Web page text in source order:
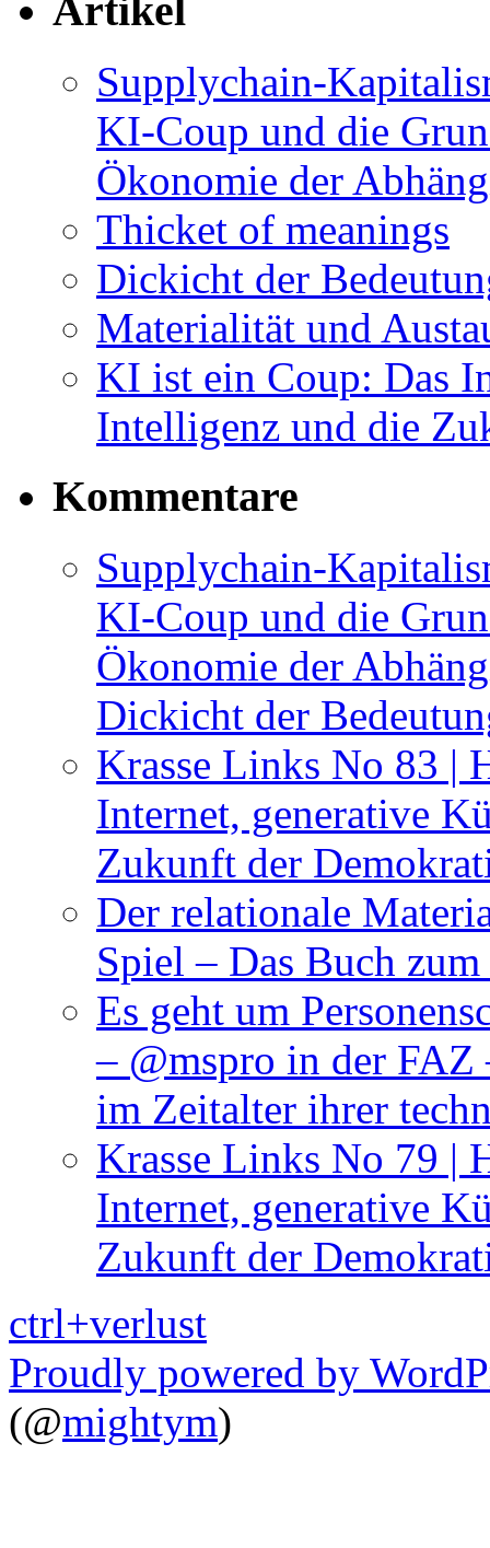
Artikel
Supplychain-
KI-Coup und die
Ökonomie der
Thicket of meanings
Dickicht der
Materialität und
KI ist ein Coup: Das
Intelligenz und die
Kommentare
Supplychain-
KI-Coup und die
Ökonomie der
Dickicht der
Krasse Links No 83 |
Internet, generative
Zukunft der
Der relationale
Spiel – Das Buch
Es geht um
– @mspro in der
im Zeitalter ihrer
Krasse Links No 79 |
Internet, generative
Zukunft der
ctrl+verlust
Proudly powered by
(@mightym)